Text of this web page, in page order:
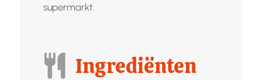
supermarkt.
Ingrediënten